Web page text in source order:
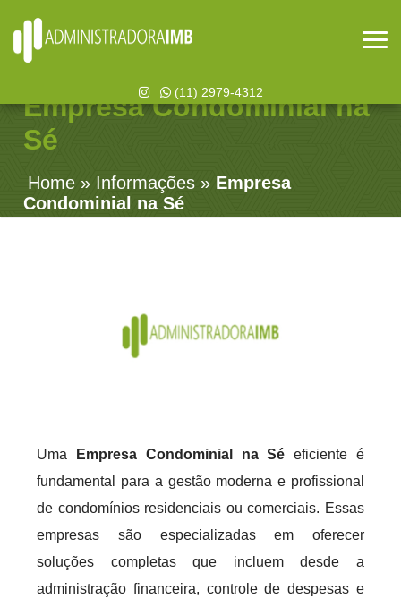
(11) 2979-4312
Empresa Condominial na
Sé
Home » Informações » Empresa
Condominial na Sé
Uma Empresa Condominial na Sé eficiente é
fundamental para a gestão moderna e profissional
de condomínios residenciais ou comerciais. Essas
empresas são especializadas em oferecer
soluções completas que incluem desde a
administração financeira, controle de despesas e